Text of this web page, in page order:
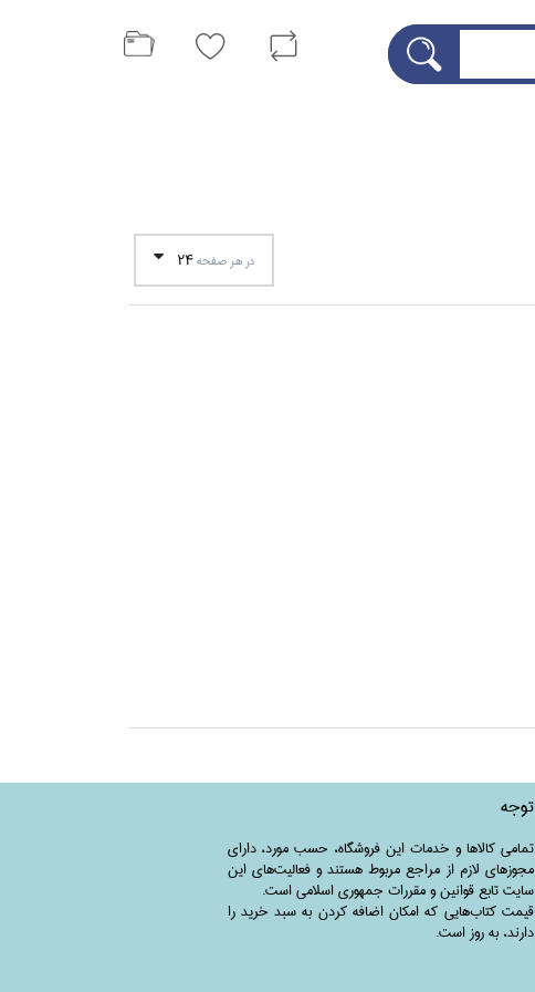
در هر صفحه24
توجه
تمامی‌ کالاها و خدمات این فروشگاه، حسب مورد،‌ دارای
مجوزهای لازم از مراجع مربوط هستند ‌و‌‌ فعالیت‌های این
سایت تابع قوانین و مقررات جمهوری اسلامی است.
قیمت کتاب‌هایی که امکان اضافه کردن به سبد خرید را
دارند،‌ به روز است.